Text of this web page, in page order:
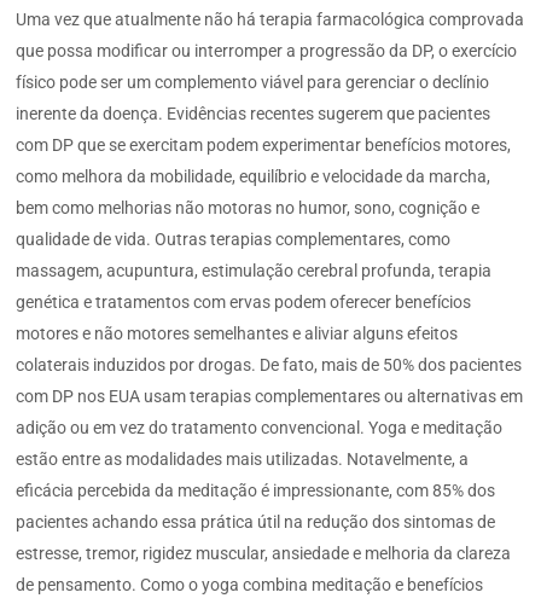
Uma vez que atualmente não há terapia farmacológica comprovada
que possa modificar ou interromper a progressão da DP, o exercício
físico pode ser um complemento viável para gerenciar o declínio
inerente da doença. Evidências recentes sugerem que pacientes
com DP que se exercitam podem experimentar benefícios motores,
como melhora da mobilidade, equilíbrio e velocidade da marcha,
bem como melhorias não motoras no humor, sono, cognição e
qualidade de vida. Outras terapias complementares, como
massagem, acupuntura, estimulação cerebral profunda, terapia
genética e tratamentos com ervas podem oferecer benefícios
motores e não motores semelhantes e aliviar alguns efeitos
colaterais induzidos por drogas. De fato, mais de 50% dos pacientes
com DP nos EUA usam terapias complementares ou alternativas em
adição ou em vez do tratamento convencional. Yoga e meditação
estão entre as modalidades mais utilizadas. Notavelmente, a
eficácia percebida da meditação é impressionante, com 85% dos
pacientes achando essa prática útil na redução dos sintomas de
estresse, tremor, rigidez muscular, ansiedade e melhoria da clareza
de pensamento. Como o yoga combina meditação e benefícios